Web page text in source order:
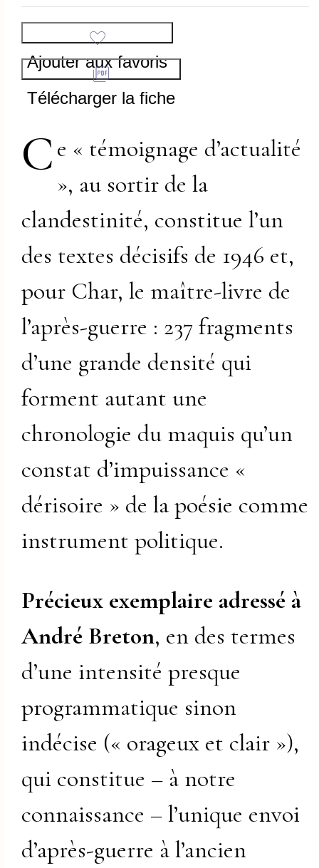
Ajouter aux favoris
Télécharger la fiche
Ce « témoignage d’actualité
», au sortir de la
clandestinité, constitue l’un
des textes décisifs de 1946 et,
pour Char, le maître-livre de
l’après-guerre : 237 fragments
d’une grande densité qui
forment autant une
chronologie du maquis qu’un
constat d’impuissance «
dérisoire » de la poésie comme
instrument politique.
Précieux exemplaire adressé à
André Breton, en des termes
d’une intensité presque
programmatique sinon
indécise (« orageux et clair »),
qui constitue – à notre
connaissance – l’unique envoi
d’après-guerre à l’ancien